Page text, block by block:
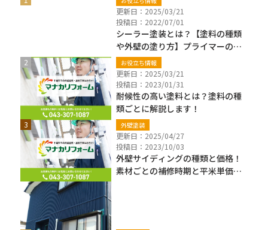
更新日：2025/03/21
投稿日：2022/07/01
シーラー塗装とは？【塗料の種類
や外壁の塗り方】プライマーの違
いも解説
お役立ち情報
更新日：2025/03/21
投稿日：2023/01/31
耐候性の高い塗料とは？塗料の種
類ごとに解説します！
外壁塗装
更新日：2025/04/27
投稿日：2023/10/03
外壁サイディングの種類と価格！
素材ごとの補修時期と平米単価も
新着ブログ